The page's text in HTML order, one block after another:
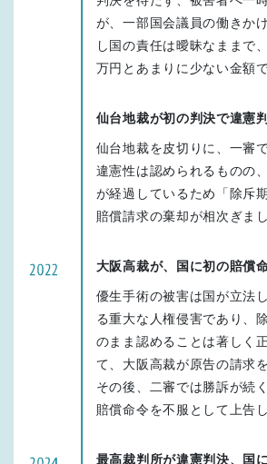
が、一部国会議員の働きか
し国の責任は曖昧なままで
万円とあまりに少ない金額で
仙台地裁が初の判決で違憲
仙台地裁を皮切りに、一審
違憲性は認められるものの
が経過しているため「除斥
賠償請求の棄却が相次ぎまし
大阪高裁が、国に初の賠償
優生手術の被害は国が立法
る重大な人権侵害であり、
のまま認めることは著しく
て、大阪高裁が原告の請求
その後、二審では勝訴が続
賠償命令を不服として上告
最高裁判所が違憲判決、国